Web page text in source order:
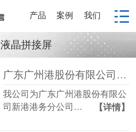
产品 案例 我们
液晶拼接屏
广东广州港股份有限公司新港港务分公司55寸3.5mm 2*4液晶拼接屏
我公司为广东广州港股份有限公
司新港港务分公司…
【详情】